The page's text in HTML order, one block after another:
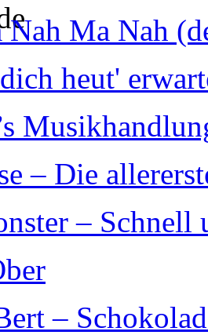
Nah Ma Nah
heut'
– Die
– Schnell
–